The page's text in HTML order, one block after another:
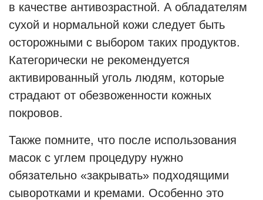
в качестве антивозрастной. А обладателям
сухой и нормальной кожи следует быть
осторожными с выбором таких продуктов.
Категорически не рекомендуется
активированный уголь людям, которые
страдают от обезвоженности кожных
покровов.
Также помните, что после использования
масок с углем процедуру нужно
обязательно «закрывать» подходящими
сыворотками и кремами. Особенно это